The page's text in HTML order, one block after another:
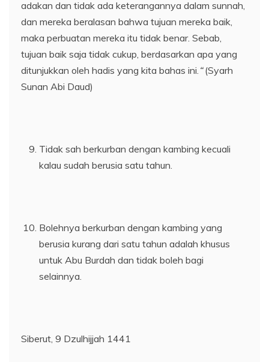
adakan dan tidak ada keterangannya dalam sunnah,
dan mereka beralasan bahwa tujuan mereka baik,
maka perbuatan mereka itu tidak benar. Sebab,
tujuan baik saja tidak cukup, berdasarkan apa yang
ditunjukkan oleh hadis yang kita bahas ini. “(Syarh
Sunan Abi Daud)
Tidak sah berkurban dengan kambing kecuali
kalau sudah berusia satu tahun.
Bolehnya berkurban dengan kambing yang
berusia kurang dari satu tahun adalah khusus
untuk Abu Burdah dan tidak boleh bagi
selainnya.
Siberut, 9 Dzulhijjah 1441